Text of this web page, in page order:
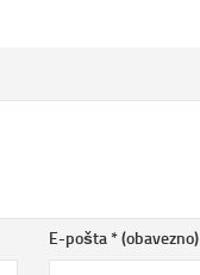
E-pošta* (obavezno)